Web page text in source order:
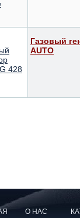
Газовый
AUTO
О НАС